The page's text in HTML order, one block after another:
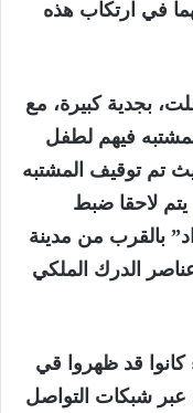
في ارتكاب هذه
بجدية كبيرة، مع
فيهم لطفل
تم توقيف المشتبه
لاحقا ضبط
بالقرب من مدينة
الدرك الملكي
كانوا قد ظهروا قي
شبكات التواصل